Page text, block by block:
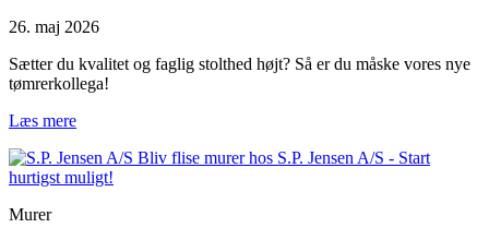
26. maj 2026
Sætter du kvalitet og faglig stolthed højt? Så er du måske vores nye
tømrerkollega!
Læs mere
Murer